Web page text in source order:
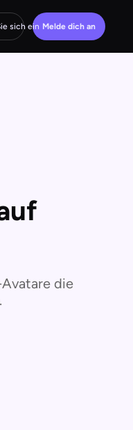
sich ein Melde dich an
die